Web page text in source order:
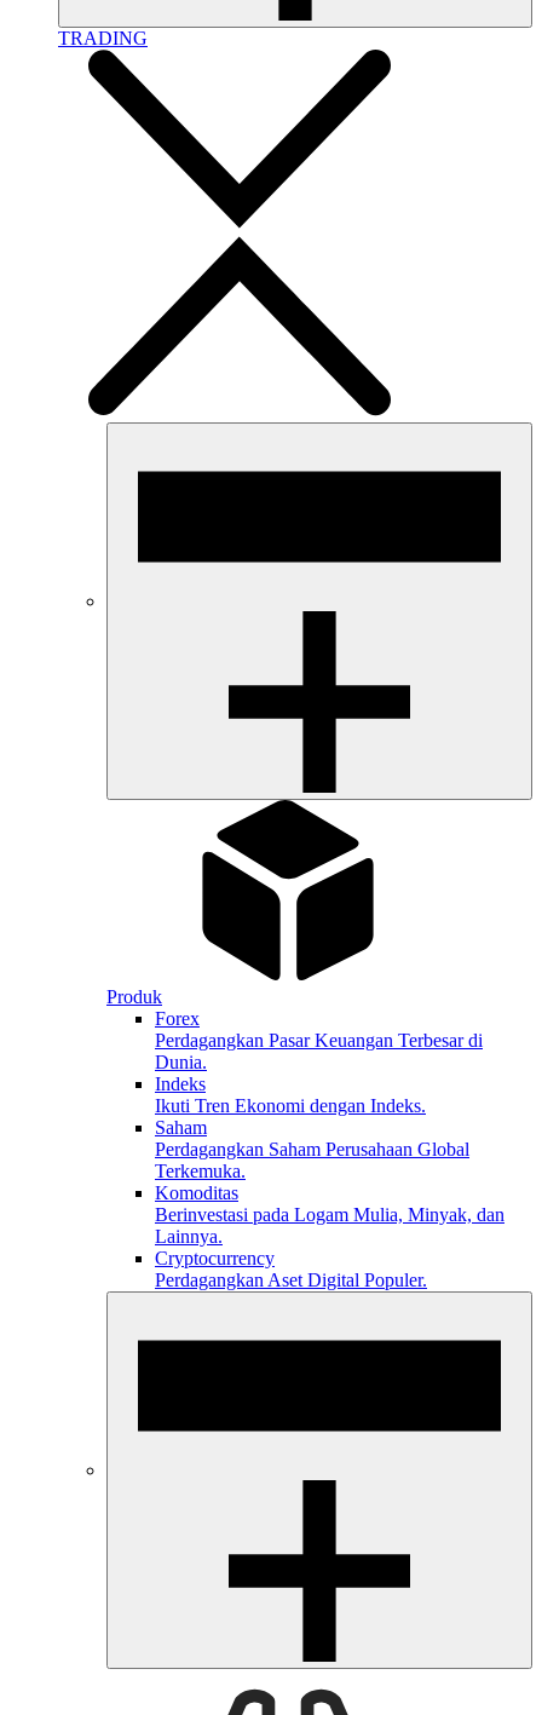
TRADING
Produk
Forex
Perdagangkan Pasar Keuangan Terbesar di
Dunia.
Indeks
Ikuti Tren Ekonomi dengan Indeks.
Saham
Perdagangkan Saham Perusahaan Global
Terkemuka.
Komoditas
Berinvestasi pada Logam Mulia, Minyak, dan
Lainnya.
Cryptocurrency
Perdagangkan Aset Digital Populer.